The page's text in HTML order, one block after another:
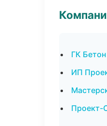
ГК
ИП
Проект-